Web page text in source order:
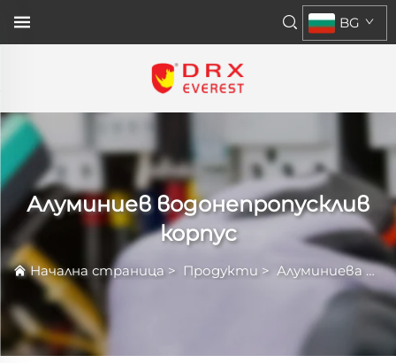
BG
Алуминиев водонепропусклив
корпус
Начална страница > Продукти > Алуминиева Ограждаща Конструкция